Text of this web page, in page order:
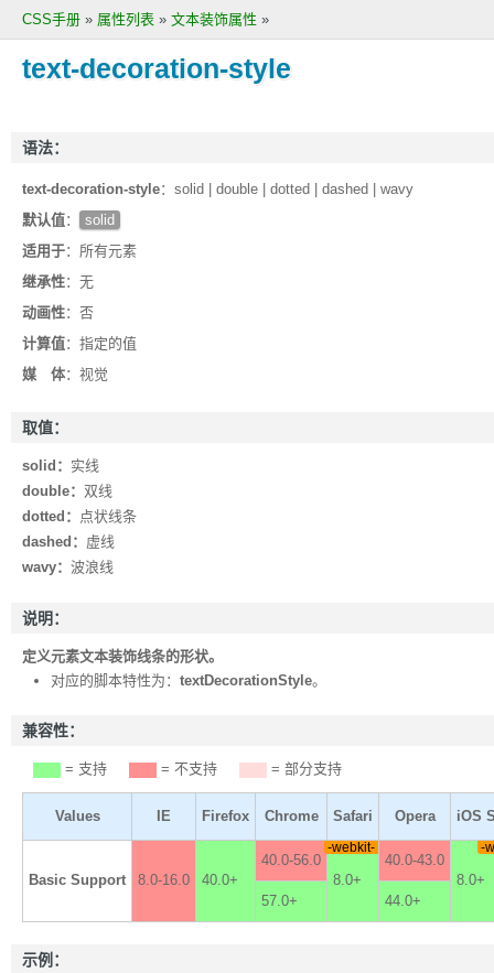
CSS手册 » 属性列表 » 文本装饰属性 »
text-decoration-style
语法：
text-decoration-style：solid | double | dotted | dashed | wavy
默认值：
solid
适用于：所有元素
继承性：无
动画性：否
计算值：指定的值
媒 体：视觉
取值：
solid： 实线
double： 双线
dotted：
点状线条
dashed： 虚线
wavy： 波浪线
说明：
定义元素文本装饰线条的形状。
对应的脚本特性为： textDecorationStyle。
兼容性：
= 支持 = 不支持 = 部分支持
Values IE Firefox Chrome Safari Opera iOS
Basic Support 8.0-16.0 40.0+
40.0-56.0
8.0+
-webkit-
40.0-43.0
8.0+
-
57.0+ 44.0+
示例：